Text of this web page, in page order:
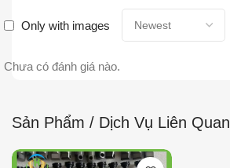
Only with images
Chưa có đánh giá nào.
Sản Phẩm / Dịch Vụ Liên Quan